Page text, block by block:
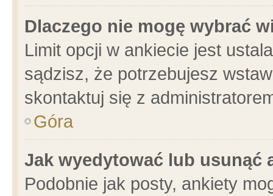
Dlaczego nie mogę wybrać
Limit opcji w ankiecie jest
sądzisz, że potrzebujesz
skontaktuj się z
Góra
Jak wyedytować lub usunąć
Podobnie jak posty, ankiety